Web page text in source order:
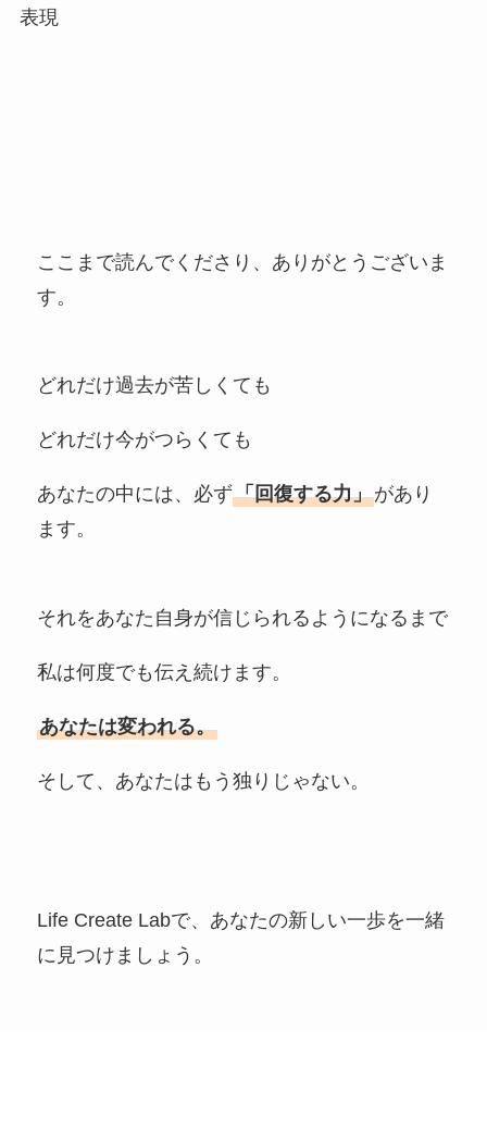
ここまで読んでくださり、ありがとうございま
す。
どれだけ過去が苦しくても
どれだけ今がつらくても
あなたの中には、必ず「回復する力」があり
ます。
それをあなた自身が信じられるようになるまで
私は何度でも伝え続けます。
あなたは変われる。
そして、あなたはもう独りじゃない。
Life Create Labで、あなたの新しい一歩を一緒
に見つけましょう。